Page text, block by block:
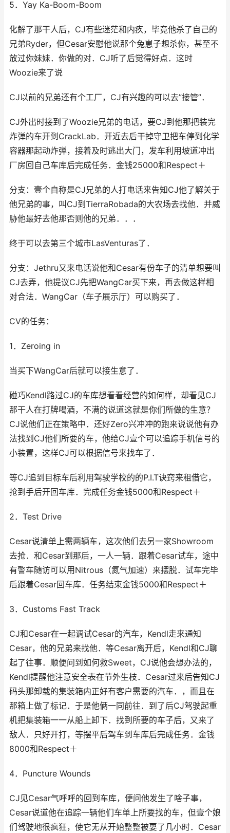
5．Yay Ka-Boom-Boom
化解了那干人后，CJ有些迷茫和内疚，毕竟他杀了自己的
兄弟Ryder，但Cesar安慰他说那个兔崽子想杀你，甚至不
放过你妹妹．你做的对．CJ听了后觉得好点．这时
Woozie来了说
CJ以前的兄弟还有个工厂，CJ有兴趣的可以去”接管”．
CJ外出时接到了Woozie兄弟的电话，要CJ到他那把装完
炸弹的车开到CrackLab．开近去后干掉守卫把车停到化学
容器那起动炸弹，接着及时逃出大门，发车利用坡道冲出
厂房回自己车库后完成任务．金钱25000和Respect＋
分支：壹个自称是CJ兄弟的人打电话来告知CJ他了解关于
他兄弟的事，叫CJ到TierraRobada的大农场去找他．并威
胁他最好去他那否则他的兄弟．．．
终于可以去第三个城市LasVenturas了．
分支：Jethru又来电话说他和Cesar有份车子的清单想要叫
CJ去弄，他提议CJ先把WangCar买下来，再去做这样相
对合法．WangCar（车子展示厅）可以购买了．
CV的任务：
1．Zeroing in
当买下WangCar后就可以接生意了．
碰巧Kendl路过CJ的车库想看看经营的如何样，却看见CJ
那干人在打牌喝酒，不满的说道这就是你们所做的生意？
CJ说他们正在策略中．还好Zero兴冲冲的跑来说说他有办
法找到CJ他们所要的车，他给CJ壹个可以追踪手机信号的
小装置，这样CJ可以根据信号来找车了．
等CJ追到目标车后利用驾驶学校的的P.I.T诀窍来租借它，
抢到手后开回车库．完成任务金钱5000和Respect＋
2．Test Drive
Cesar说清单上需两辆车，这次他们去另一家Showroom
去抢．和Cesar到那后，一人一辆．跟着Cesar试车，途中
有警车随访可以用Nitrous（氮气加速）来摆脱．试车完毕
后跟着Cesar回车库．任务结束金钱5000和Respect＋
3．Customs Fast Track
CJ和Cesar在一起调试Cesar的汽车，Kendl走来通知
Cesar，他的兄弟来找他．等Cesar离开后，Kendl和CJ聊
起了往事．顺便问到如何救Sweet，CJ说他会想办法的，
Kendl提醒他注意安全表在节外生枝．Cesar过来后告知CJ
码头那卸载的集装箱内正好有客户需要的汽车．，而且在
那箱上做了标记．于是他俩一同前往．到了后CJ驾驶起重
机把集装箱一一从船上卸下．找到所要的车子后，又来了
敌人．只好开打，等摆平后驾车到车库后完成任务．金钱
8000和Respect＋
4．Puncture Wounds
CJ见Cesar气呼呼的回到车库，便问他发生了啥子事，
Cesar说道他在追踪一辆他们车单上所要找的车，但壹个娘
们驾驶地很疯狂，使它无从开始整整被耍了几小时．Cesar